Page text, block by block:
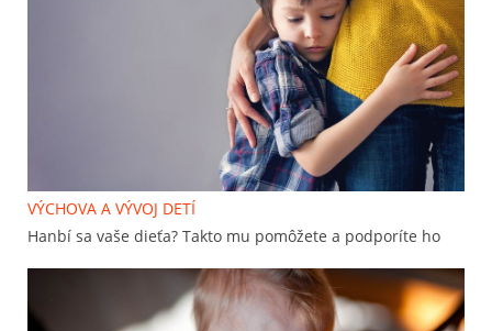
VÝCHOVA A VÝVOJ DETÍ
Hanbí sa vaše dieťa? Takto mu pomôžete a podporíte ho